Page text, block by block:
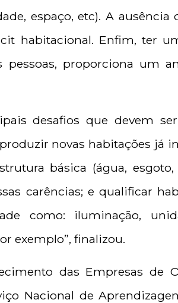
espaço, etc). A ausência
habitacional. Enfim, ter
proporciona um
desafios que devem
novas habitações já
básica (água,
carências; e qualificar
como: iluminação,
exemplo”, finalizou.
das Empresas de
Nacional de